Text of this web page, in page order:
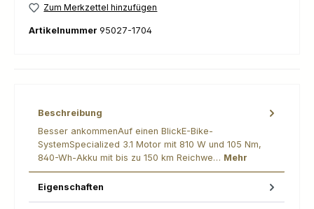
Zum Merkzettel hinzufügen
Artikelnummer 95027-1704
Beschreibung
Besser ankommenAuf einen BlickE-Bike-
SystemSpecialized 3.1 Motor mit 810 W und 105 Nm,
840-Wh-Akku mit bis zu 150 km Reichwe… Mehr
Eigenschaften